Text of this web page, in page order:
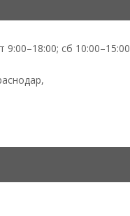
9:00–18:00; сб 10:00–15:00